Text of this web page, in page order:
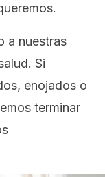
a nuestras
Si
enojados o
terminar